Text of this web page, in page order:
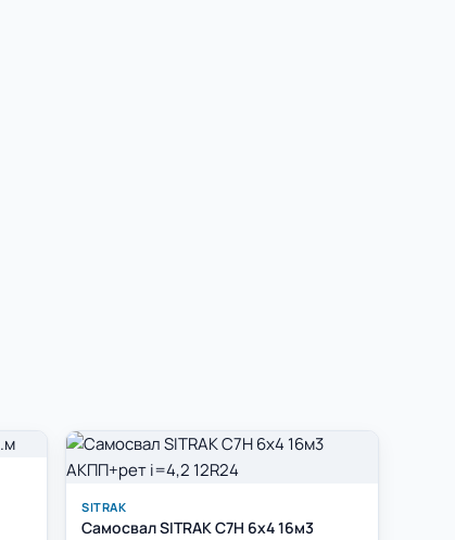
SITRAK
Самосвал SITRAK C7H 6x4 16м3